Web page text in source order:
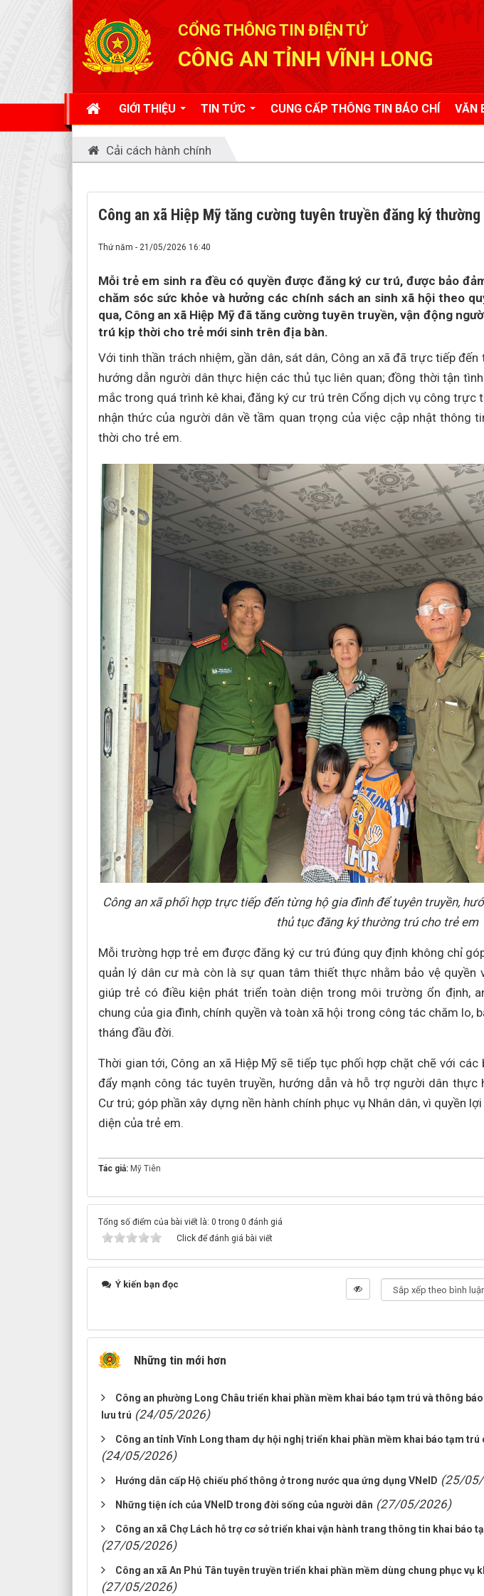
CỔNG THÔNG TIN ĐIỆN TỬ
CÔNG AN TỈNH VĨNH LONG
GIỚI THIỆU TIN TỨC CUNG CẤP THÔNG TIN BÁO CHÍ VĂN
Cải cách hành chính
Công an xã Hiệp Mỹ tăng cường tuyên truyền đăng ký
Thứ năm - 21/05/2026 16:40
Mỗi trẻ em sinh ra đều có quyền được đăng ký cư trú, được bảo
chăm sóc sức khỏe và hưởng các chính sách an sinh xã hội theo
qua, Công an xã Hiệp Mỹ đã tăng cường tuyên truyền, vận động
trú kịp thời cho trẻ mới sinh trên địa bàn.
Với tinh thần trách nhiệm, gần dân, sát dân, Công an xã đã trực tiếp
hướng dẫn người dân thực hiện các thủ tục liên quan; đồng thời tận
mắc trong quá trình kê khai, đăng ký cư trú trên Cổng dịch vụ công trực
nhận thức của người dân về tầm quan trọng của việc cập nhật thông
thời cho trẻ em.
Công an xã phối hợp trực tiếp đến từng hộ gia đình để tuyên truyền,
thủ tục đăng ký thường trú cho trẻ em
Mỗi trường hợp trẻ em được đăng ký cư trú đúng quy định không chỉ
quản lý dân cư mà còn là sự quan tâm thiết thực nhằm bảo vệ quyền
giúp trẻ có điều kiện phát triển toàn diện trong môi trường ổn định,
chung của gia đình, chính quyền và toàn xã hội trong công tác chăm lo,
tháng đầu đời.
Thời gian tới, Công an xã Hiệp Mỹ sẽ tiếp tục phối hợp chặt chẽ với các
đẩy mạnh công tác tuyên truyền, hướng dẫn và hỗ trợ người dân thực
Cư trú; góp phần xây dựng nền hành chính phục vụ Nhân dân, vì quyền
diện của trẻ em.
Tác giả: Mỹ Tiên
Tổng số điểm của bài viết là: 0 trong 0 đánh giá
Click để đánh giá bài viết
Ý kiến bạn đọc
Những tin mới hơn
Công an phường Long Châu triển khai phần mềm khai báo tạm trú và thông
lưu trú (24/05/2026)
Công an tỉnh Vĩnh Long tham dự hội nghị triển khai phần mềm khai báo tạm
(24/05/2026)
Hướng dẫn cấp Hộ chiếu phổ thông ở trong nước qua ứng dụng VNeID (25/
Những tiện ích của VNeID trong đời sống của người dân (27/05/2026)
Công an xã Chợ Lách hỗ trợ cơ sở triển khai vận hành trang thông tin khai báo
(27/05/2026)
Công an xã An Phú Tân tuyên truyền triển khai phần mềm dùng chung phục vụ
(27/05/2026)